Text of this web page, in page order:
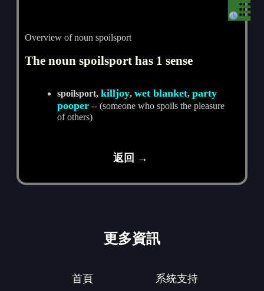
Overview of noun spoilsport
The noun spoilsport has 1 sense
spoilsport,killjoy,wet blanket,party
pooper -- (someone who spoils the pleasure
of others)
返回 →
更多資訊
首頁 系統支持